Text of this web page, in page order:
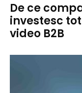
De ce
investesc
video B2B